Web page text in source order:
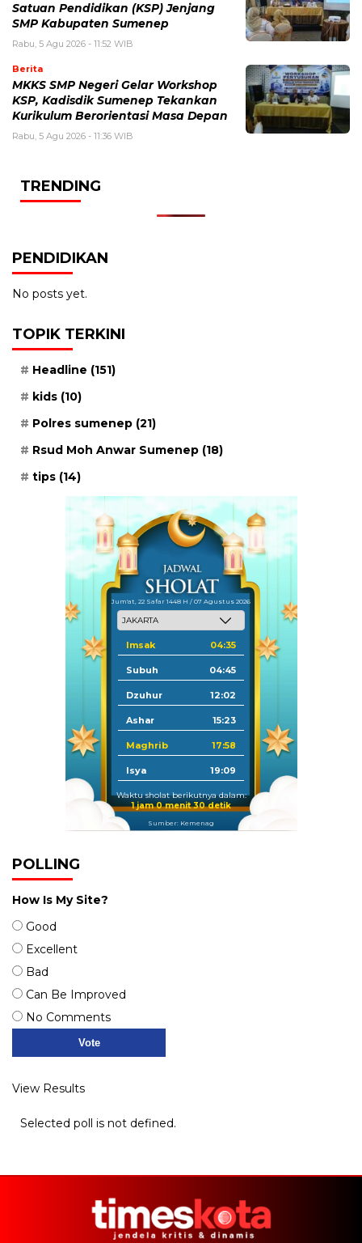
Satuan Pendidikan (KSP) Jenjang
SMP Kabupaten Sumenep
Rabu, 5 Agu 2026 - 11:52 WIB
Berita
MKKS SMP Negeri Gelar Workshop
KSP, Kadisdik Sumenep Tekankan
Kurikulum Berorientasi Masa Depan
Rabu, 5 Agu 2026 - 11:36 WIB
TRENDING
PENDIDIKAN
No posts yet.
TOPIK TERKINI
Headline (151)
kids (10)
Polres sumenep (21)
Rsud Moh Anwar Sumenep (18)
tips (14)
Jum'at, 22 Safar 1448 H / 07 Agustus 2026
Imsak 04:35
Subuh 04:45
Dzuhur 12:02
Ashar 15:23
Maghrib 17:58
Isya 19:09
Waktu sholat berikutnya dalam:
1 jam 0 menit 29 detik
Sumber: Kemenag
POLLING
How Is My Site?
Good
Excellent
Bad
Can Be Improved
No Comments
View Results
Selected poll is not defined.